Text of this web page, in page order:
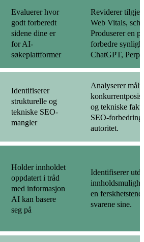
Evaluerer hvor
godt forberedt
sidene dine er
for AI-
søkeplattformer
Reviderer
Web Vitals,
Produserer en
forbedre
ChatGPT,
Identifiserer
strukturelle og
tekniske SEO-
mangler
Analyserer
og tekniske
SEO-
autoritet.
Holder innholdet
oppdatert i tråd
med informasjon
AI kan basere
seg på
Identifiserer
en
svarene sine.